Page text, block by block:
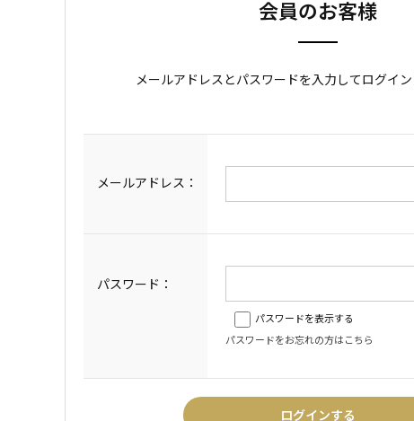
会員のお客様
メールアドレスとパスワードを入力してログイン
メールアドレス：
パスワード：
パスワードを表示する
パスワードをお忘れの方はこちら